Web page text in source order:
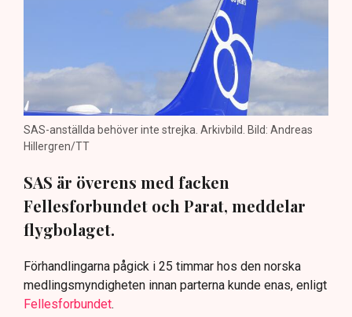
SAS-anställda behöver inte strejka. Arkivbild. Bild: Andreas
Hillergren/TT
SAS är överens med facken
Fellesforbundet och Parat, meddelar
flygbolaget.
Förhandlingarna pågick i 25 timmar hos den norska
medlingsmyndigheten innan parterna kunde enas, enligt
Fellesforbundet.